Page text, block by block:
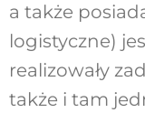
a także
logistyczne)
realizowały
także i tam